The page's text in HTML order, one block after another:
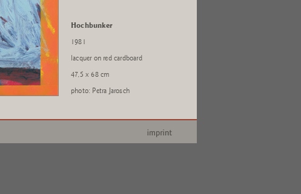
Hochbunker
1981
lacquer on red cardboard
47,5 x 68 cm
photo: Petra Jarosch